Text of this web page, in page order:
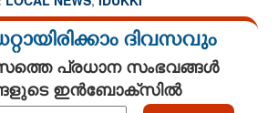
ദിവസവും
പ്രധാന സംഭവങ്ങൾ
ഇൻബോക്സിൽ